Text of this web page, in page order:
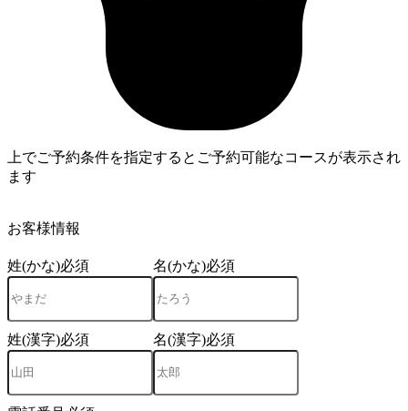
上でご予約条件を指定するとご予約可能なコースが表示され
ます
お客様情報
姓(かな)必須 名(かな)必須
姓(漢字)必須 名(漢字)必須